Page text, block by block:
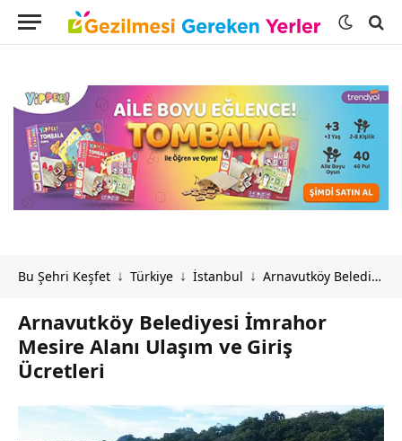
Bu Şehri Keşfet ↓ Türkiye ↓ İstanbul ↓ Arnavutköy Belediyesi İmrahor Mesire Alanı Ulaşım ve Giriş Ücretleri
Arnavutköy Belediyesi İmrahor
Mesire Alanı Ulaşım ve Giriş
Ücretleri